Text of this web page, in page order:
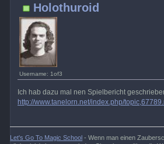
Holothuroid
Username: 1of3
Ich hab dazu mal nen Spielbericht
http://www.tanelorn.net/index.php/
Let's Go To Magic School - Wenn man einen